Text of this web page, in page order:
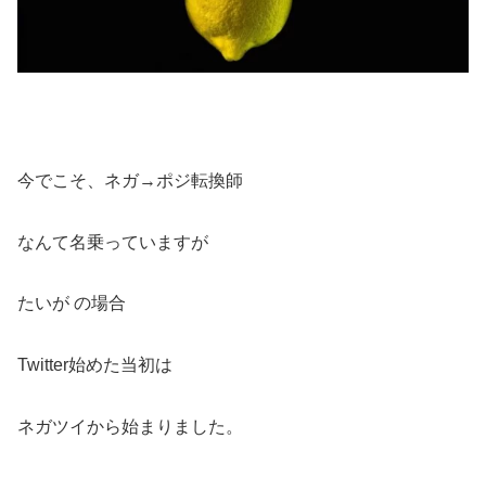
今でこそ、ネガ→ポジ転換師
なんて名乗っていますが
たいが の場合
Twitter始めた当初は
ネガツイから始まりました。